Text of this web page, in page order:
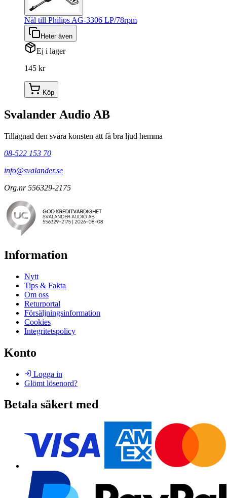
Nål till Philips AG-3306 LP/78rpm
Heter även
Ej i lager
145 kr
Köp
Svalander Audio AB
Tillägnad den svåra konsten att få bra ljud hemma
08-522 153 70
info@svalander.se
Org.nr 556329-2175
Information
Nytt
Tips & Fakta
Om oss
Returportal
Försäljningsinformation
Cookies
Integritetspolicy
Konto
Logga in
Glömt lösenord?
Betala säkert med